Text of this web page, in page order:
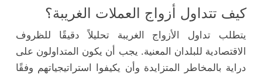
كيف تتداول أزواج العملات الغريبة؟
يتطلب تداول الأزواج الغريبة تحليلاً دقيقًا للظروف
الاقتصادية للبلدان المعنية. يجب أن يكون المتداولون على
دراية بالمخاطر المتزايدة وأن يكيفوا استراتيجياتهم وفقًا